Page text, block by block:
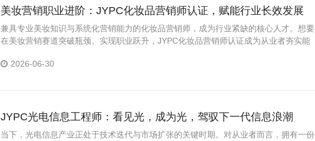
美妆营销职业进阶：JYPC化妆品营销师认证，赋能行业长效发展
兼具专业美妆知识与系统化营销能力的化妆品营销师，成为行业紧缺的核心人才。想要
在美妆营销赛道突破瓶颈、实现职业跃升，JYPC化妆品营销师认证成为从业者夯实能
2026-06-30
JYPC光电信息工程师：看见光，成为光，驾驭下一代信息浪潮
当下，光电信息产业正处于技术迭代与市场扩张的关键时期。对从业者而言，拥有一份